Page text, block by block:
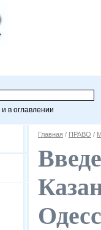
и в оглавлении
Главная / ПРАВО /